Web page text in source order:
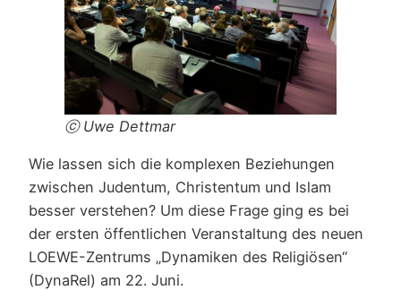
ⓒ Uwe Dettmar
Wie lassen sich die komplexen Beziehungen
zwischen Judentum, Christentum und Islam
besser verstehen? Um diese Frage ging es bei
der ersten öffentlichen Veranstaltung des neuen
LOEWE-Zentrums „Dynamiken des Religiösen“
(DynaRel) am 22. Juni.